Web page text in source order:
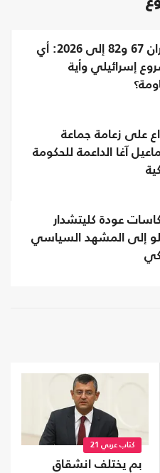
حزيران 67 و82 إلى 2026: أي
إسرائيلي وأية
على زعامة جماعة
آغا الداعمة للحكومة
عودة كليتشدار
إلى المشهد السياسي
كتاب عربي 21
بم يختلف انشقاق